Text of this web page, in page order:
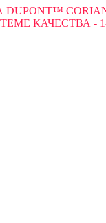
КАЧЕСТВА -